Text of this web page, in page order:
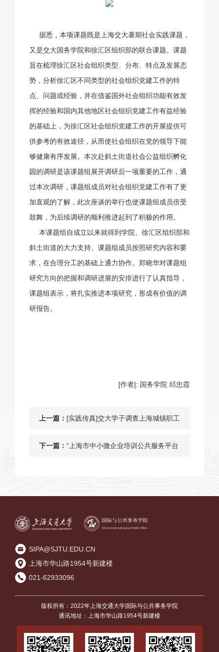
据悉，本项课题既是上海交大暑期社会实践课题，
又是交大国务学院和徐汇区组织部的联合课题。课题
旨在梳理徐汇区社会组织类型、分布、特点及发展态
势，分析徐汇区不同类型的社会组织党建工作的特
点、问题或经验，并在借鉴国外社会组织功能有效发
挥的经验和国内其他地区社会组织党建工作有益经验
的基础上，为徐汇区社会组织党建工作的开展提供可
供参考的有效途径，从而使社会组织在党的领导下能
够健康有序发展。本次赴斜土街道社会公益组织孵化
园的调研是该课题组展开调研后一项重要的工作，通
过本次调研，课题组成员对社会组织党建工作有了更
加直观的了解，此次座谈的举行也使课题组成员倍受
鼓舞，为后续调研的顺利推进起到了积极的作用。
本课题组自成立以来就得到学院、徐汇区组织部和
斜土街道的大力支持。课题组成员按照研究内容和要
求，在合理分工的基础上通力协作。郑晓华对课题组
研究方向的把握和调研进展的安排进行了认真指导，
课题组表示，将扎实推进本项研究，形成有价值的调
研报告。
[作者]: 国务学院 邱忠霞
上一篇： [实践传真]交大学子调查上海城镇职工
对延迟退休的态度
下一篇： “上海市中小微企业培训公共服务平台
SIPA@SJTU.EDU.CN
上海市华山路1954号新建楼
021-62933096
版权所有：2022年上海交通大学国际与公共事务学院
通讯地址：上海市华山路1954号新建楼